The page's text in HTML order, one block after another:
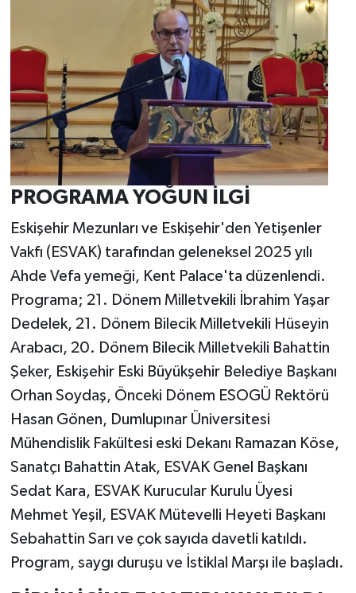
PROGRAMA YOĞUN İLGİ
Eskişehir Mezunları ve Eskişehir'den Yetişenler
Vakfı (ESVAK) tarafından geleneksel 2025 yılı
Ahde Vefa yemeği, Kent Palace'ta düzenlendi.
Programa; 21. Dönem Milletvekili İbrahim Yaşar
Dedelek, 21. Dönem Bilecik Milletvekili Hüseyin
Arabacı, 20. Dönem Bilecik Milletvekili Bahattin
Şeker, Eskişehir Eski Büyükşehir Belediye Başkanı
Orhan Soydaş, Önceki Dönem ESOGÜ Rektörü
Hasan Gönen, Dumlupınar Üniversitesi
Mühendislik Fakültesi eski Dekanı Ramazan Köse,
Sanatçı Bahattin Atak, ESVAK Genel Başkanı
Sedat Kara, ESVAK Kurucular Kurulu Üyesi
Mehmet Yeşil, ESVAK Mütevelli Heyeti Başkanı
Sebahattin Sarı ve çok sayıda davetli katıldı.
Program, saygı duruşu ve İstiklal Marşı ile başladı.